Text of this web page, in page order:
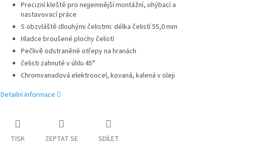
Precizní kleště pro nejjemnější montážní, ohýbací a
nastavovací práce
S obzvláště dlouhými čelistmi: délka čelistí 55,0 mm
Hladce broušené plochy čelistí
Pečlivě odstraněné otřepy na hranách
čelisti zahnuté v úhlu 45°
Chromvanadová elektroocel, kovaná, kalená v oleji
Detailní informace
TISK ZEPTAT SE SDÍLET